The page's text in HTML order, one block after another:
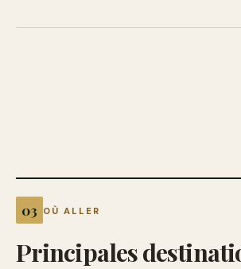
OÙ ALLER
Principales